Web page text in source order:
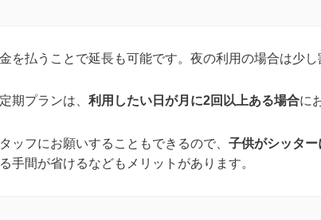
を払うことで延長も可能です。夜の利用の場合は少し
期プランは、 利用したい日が月に2回以上ある場合に
ッフにお願いすることもできるので、 子供がシッタ
手間が省けるなどもメリットがあります。